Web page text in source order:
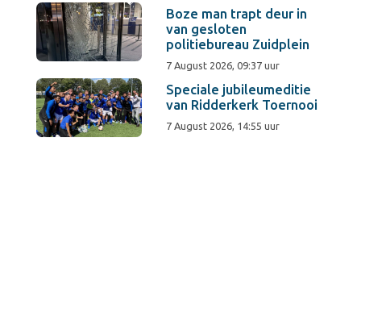
Boze man trapt deur in
van gesloten
politiebureau Zuidplein
7 August 2026, 09:37 uur
Speciale jubileumeditie
van Ridderkerk Toernooi
7 August 2026, 14:55 uur